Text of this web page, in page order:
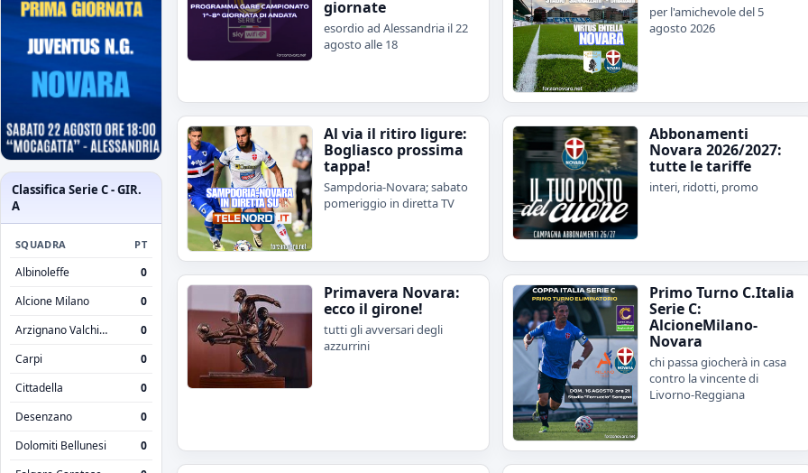
Classifica Serie C - GIR.
A
SQUADRA PT
Albinoleffe
0
Alcione Milano
0
Arzignano Valchiampo
0
Carpi
0
Cittadella
0
Desenzano
0
Dolomiti Bellunesi
0
giornate
esordio ad Alessandria il 22
agosto alle 18
per l'amichevole del 5
agosto 2026
Al via il ritiro ligure:
Bogliasco prossima
tappa!
Sampdoria-Novara; sabato
pomeriggio in diretta TV
Abbonamenti
Novara 2026/2027:
tutte le tariffe
interi, ridotti, promo
Primavera Novara:
ecco il girone!
tutti gli avversari degli
azzurrini
Primo Turno C.Italia
Serie C:
AlcioneMilano-
Novara
chi passa giocherà in casa
contro la vincente di
Livorno-Reggiana